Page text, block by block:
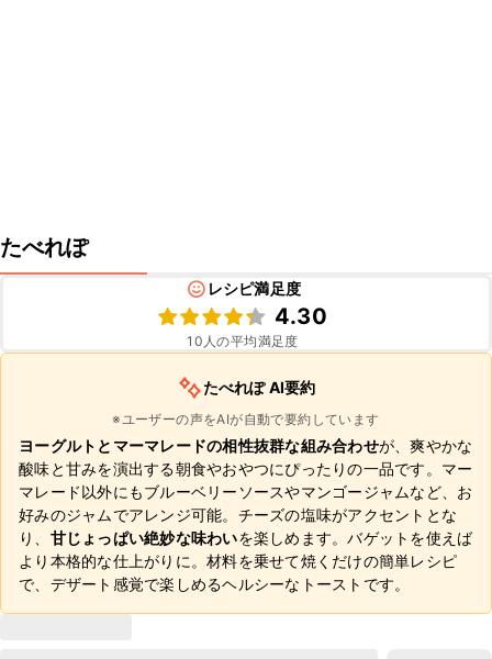
たべれぽ
レシピ満足度
4.30
10 人の平均満足度
たべれぽ AI要約
※ユーザーの声をAIが自動で要約しています
ヨーグルトとマーマレードの相性抜群な組み合わせが、爽やかな
酸味と甘みを演出する朝食やおやつにぴったりの一品です。マー
マレード以外にもブルーベリーソースやマンゴージャムなど、お
好みのジャムでアレンジ可能。チーズの塩味がアクセントとな
り、 甘じょっぱい絶妙な味わいを楽しめます。バゲットを使えば
より本格的な仕上がりに。材料を乗せて焼くだけの簡単レシピ
で、デザート感覚で楽しめるヘルシーなトーストです。